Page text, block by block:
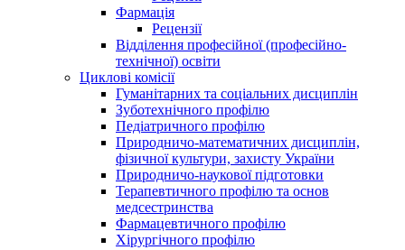
Фармація
Рецензії
Відділення професійної (професійно-
технічної) освіти
Циклові комісії
Гуманітарних та соціальних дисциплін
Зуботехнічного профілю
Педіатричного профілю
Природничо-математичних дисциплін,
фізичної культури, захисту України
Природничо-наукової підготовки
Терапевтичного профілю та основ
медсестринства
Фармацевтичного профілю
Хірургічного профілю